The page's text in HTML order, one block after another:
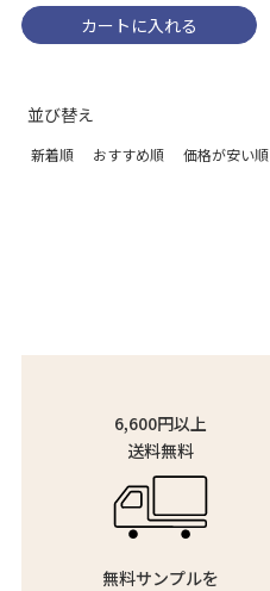
カートに入れる
並び替え
新着順 おすすめ順 価格が安い順
6,600円以上
送料無料
無料サンプルを